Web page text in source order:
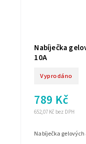
Nabíječka
10A
Vyprodáno
652,07 Kč bez DPH
789 Kč
Nabíječka